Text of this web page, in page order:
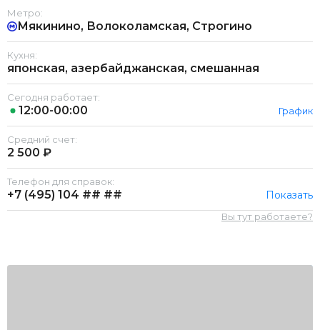
Метро:
Мякинино, Волоколамская, Строгино
Кухня:
японская, азербайджанская, смешанная
Сегодня работает:
12:00-00:00 График
Средний счет:
2 500 ₽
Телефон для справок:
+7 (495) 104 ## ## Показать
Вы тут работаете?